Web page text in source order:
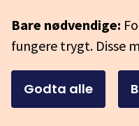
Bare nødvendige:
fungere trygt. Disse
Godta alle